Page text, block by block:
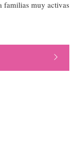
familias muy activas